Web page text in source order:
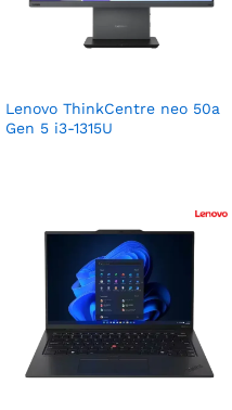
Lenovo ThinkCentre neo 50a
Gen 5 i3-1315U